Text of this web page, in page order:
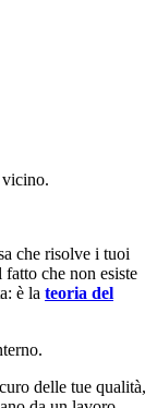
che risolve i tuoi
che non esiste
è la teoria del
delle tue qualità,